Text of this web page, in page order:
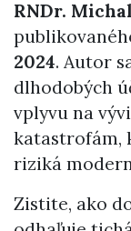
RNDr.
2024. Autor
dlhodobých
vplyvu na
katastrofám,
riziká
Zistite, ako